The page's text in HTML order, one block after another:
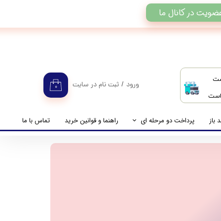
است
۰ ورود / ثبت نام در سایت
تغییر گذر واژه باز پرداخت دو مرحله ای
راهنمای پرداخت دو مرحله ای
راهنما و قوانین خرید تماس با ما
در کانال ما